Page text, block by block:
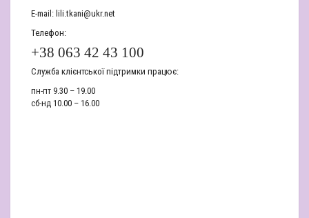
E-mail: lili.tkani@ukr.net
Телефон:
+38 063 42 43 100
Служба клієнтської підтримки працює:
пн-пт 9.30 – 19.00
сб-нд 10.00 – 16.00